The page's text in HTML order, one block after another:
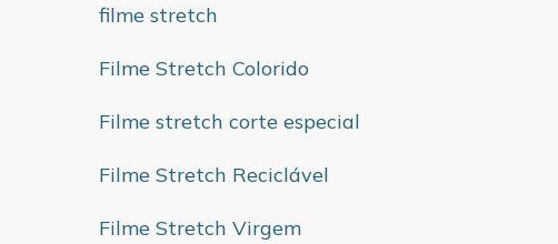
filme stretch
Filme Stretch Colorido
Filme stretch corte especial
Filme Stretch Reciclável
Filme Stretch Virgem